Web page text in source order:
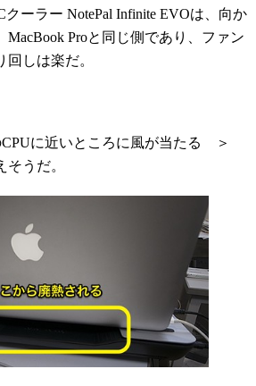
クーラー NotePal Infinite EVOは、向か
MacBook Proと同じ側であり、ファン
回しは楽だ。
CPUに近いところに風が当たる ＞
うだ。